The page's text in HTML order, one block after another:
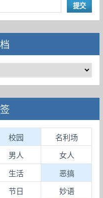
校园 名利场
男人 女人
生活 恶搞
节日 妙语